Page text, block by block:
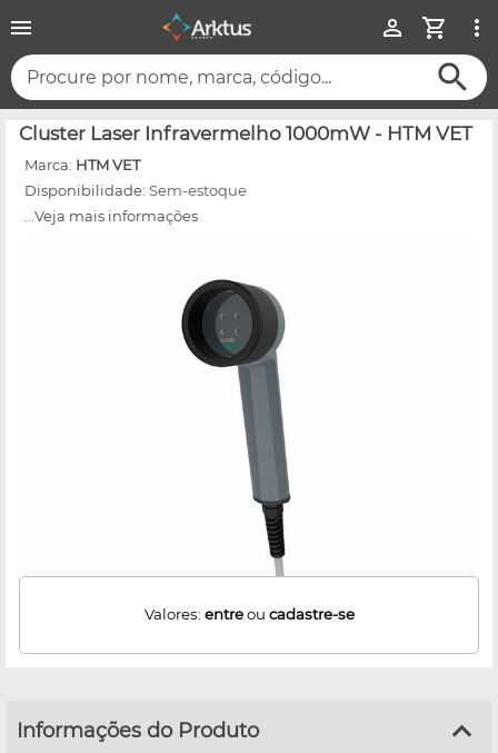
Procure por nome, marca, código...
Cluster Laser Infravermelho 1000mW - HTM VET
Marca: HTM VET
Disponibilidade: Sem-estoque
...Veja mais informações
Valores: entreou cadastre-se
Informações do Produto